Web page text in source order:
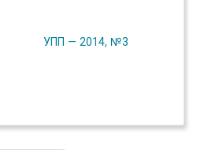
УПП — 2014, №3